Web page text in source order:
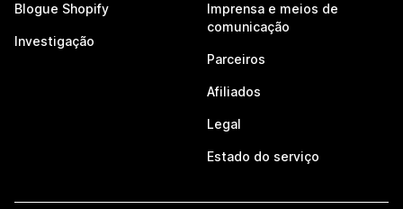
Blogue Shopify
Investigação
Imprensa e meios de
comunicação
Parceiros
Afiliados
Legal
Estado do serviço